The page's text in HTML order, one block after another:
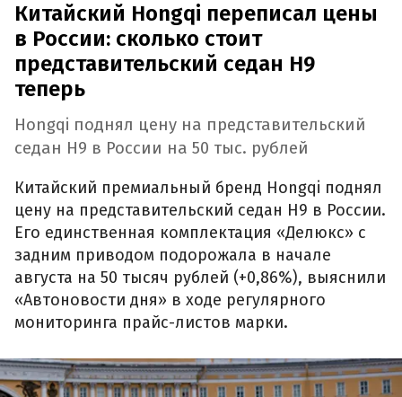
Китайский Hongqi переписал цены
в России: сколько стоит
представительский седан H9
теперь
Hongqi поднял цену на представительский
седан H9 в России на 50 тыс. рублей
Китайский премиальный бренд Hongqi поднял
цену на представительский седан H9 в России.
Его единственная комплектация «Делюкс» с
задним приводом подорожала в начале
августа на 50 тысяч рублей (+0,86%), выяснили
«Автоновости дня» в ходе регулярного
мониторинга прайс-листов марки.